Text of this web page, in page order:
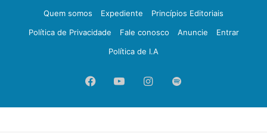
Quem somos
Expediente
Princípios Editoriais
Política de Privacidade
Fale conosco Anuncie
Entrar
Política de I.A
FacebookYouTubeInstagram
Spotify